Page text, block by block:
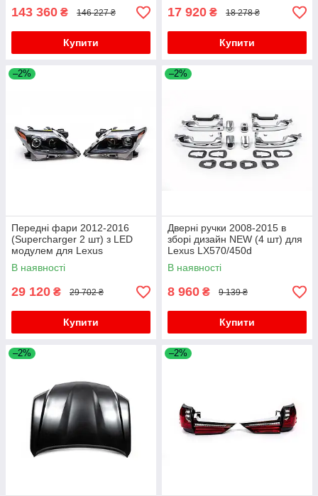
143 360 ₴ 146 227 ₴
Купити
17 920 ₴ 18 278 ₴
Купити
–2%
Передні фари 2012-2016
(Supercharger 2 шт) з LED
модулем для Lexus
LX570/450d
В наявності
29 120 ₴ 29 702 ₴
Купити
–2%
Дверні ручки 2008-2015 в
зборі дизайн NEW (4 шт) для
Lexus LX570/450d
В наявності
8 960 ₴ 9 139 ₴
Купити
–2% –2%